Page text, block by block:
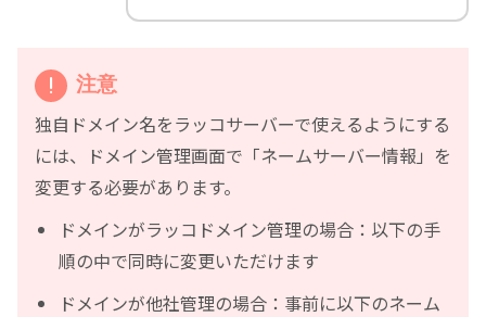
注意
独自ドメイン名をラッコサーバーで使えるようにする
には、ドメイン管理画面で「ネームサーバー情報」を
変更する必要があります。
ドメインがラッコドメイン管理の場合：以下の手
順の中で同時に変更いただけます
ドメインが他社管理の場合：事前に以下のネーム